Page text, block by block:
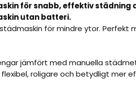
för snabb, effektiv städning
utan batteri.
för mindre ytor. Perfekt
jämfört med manuella
roligare och betydligt mer